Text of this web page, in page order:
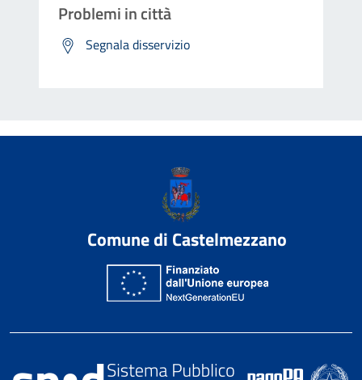
Problemi in città
Segnala disservizio
Comune di Castelmezzano